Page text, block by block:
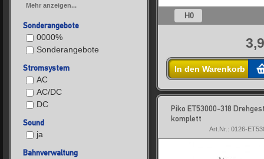
Mehr anzeigen...
Sonderangebote
0000%
Sonderangebote
Stromsystem
AC
AC/DC
DC
Sound
ja
Bahnverwaltung
H0
In den Warenkorb
Piko ET53000-318
komplett
Art.Nr.: 0126-